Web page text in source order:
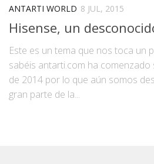
Software
ANTARTI WORLD 8 JUL, 2015
Hisense, un
Este es un tema que nos toca un
sabéis antarti.com ha
de 2014 por lo que aún somos
gran parte de la...